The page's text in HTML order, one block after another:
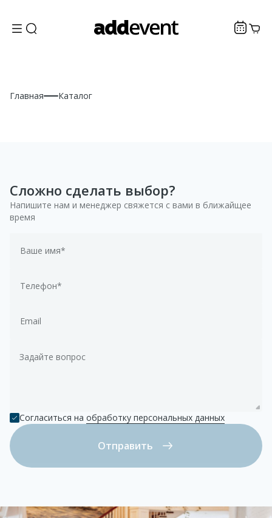
Главная Каталог
Сложно сделать выбор?
Напишите нам и менеджер свяжется с вами в ближайщее
время
Ваше имя*
Телефон*
Email
Задайте вопрос
Согласиться на обработку персональных данных
Отправить